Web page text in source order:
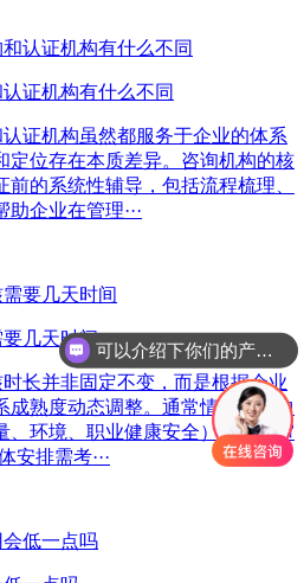
证机构有什么不同
证机构虽然都服务于企业的体系
定位存在本质差异。咨询机构的核
的系统性辅导，包括流程梳理、
企业在管理···
几天时间
长并非固定不变，而是根据企业
成熟度动态调整。通常情况下，中
、环境、职业健康安全）的联合审
安排需考···
可以介绍下你们的产品么